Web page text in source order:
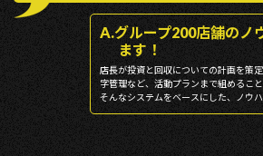
A.グループ200店舗のノ
ます！
店⻑が投資と回収についての計画を策
字管理など、活動プランまで組めるこ
そんなシステムをベースにした、ノウハ